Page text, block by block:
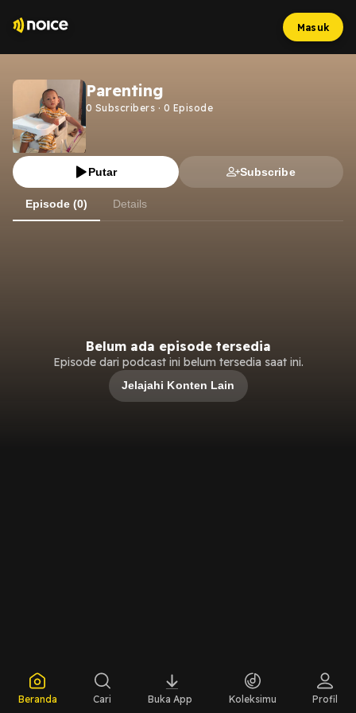
Masuk
Parenting
0 Subscribers · 0 Episode
Putar Subscribe
Episode (0) Details
Belum ada episode tersedia
Episode dari podcast ini belum tersedia saat ini.
Jelajahi Konten Lain
Beranda Cari Buka App Koleksimu Profil